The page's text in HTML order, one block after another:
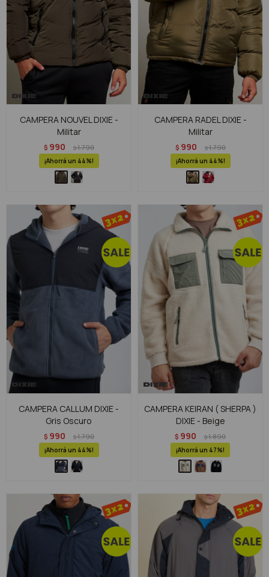
CAMPERA NOUVEL DIXIE -
Militar
$ 990 $1.790
44
CAMPERA RADEL DIXIE -
Militar
$ 990 $1.790
44
CAMPERA CALLUM DIXIE -
Gris Oscuro
$ 990 $1.790
44
CAMPERA KEIRAN ( SHERPA )
DIXIE - Beige
$ 990 $1.890
47